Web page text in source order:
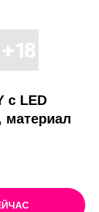
с LED
материал